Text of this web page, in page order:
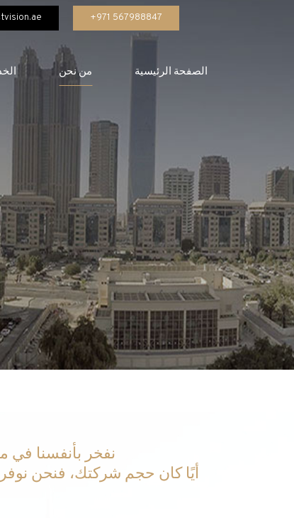
567988847 971+
الصفحة الرئيسية من نحن
نفخر بأنفسنا في
أيًا كان حجم شركتك، فنحن